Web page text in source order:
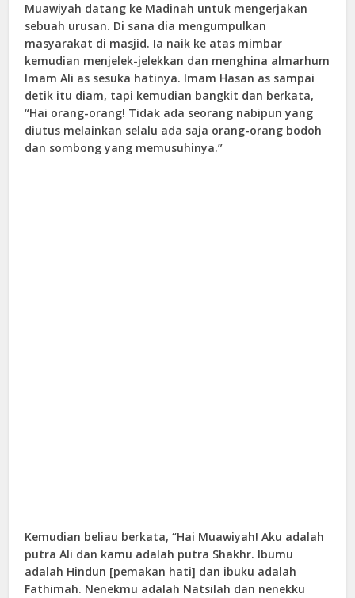
Muawiyah datang ke Madinah untuk mengerjakan
sebuah urusan. Di sana dia mengumpulkan
masyarakat di masjid. Ia naik ke atas mimbar
kemudian menjelek-jelekkan dan menghina almarhum
Imam Ali as sesuka hatinya. Imam Hasan as sampai
detik itu diam, tapi kemudian bangkit dan berkata,
“Hai orang-orang! Tidak ada seorang nabipun yang
diutus melainkan selalu ada saja orang-orang bodoh
dan sombong yang memusuhinya.”
Kemudian beliau berkata, “Hai Muawiyah! Aku adalah
putra Ali dan kamu adalah putra Shakhr. Ibumu
adalah Hindun [pemakan hati] dan ibuku adalah
Fathimah. Nenekmu adalah Natsilah dan nenekku